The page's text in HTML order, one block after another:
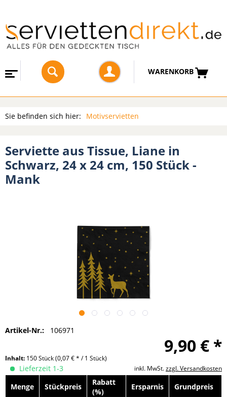
WARENKORB
Sie befinden sich hier: Motivservietten
Serviette aus Tissue, Liane in
Schwarz, 24 x 24 cm, 150 Stück -
Mank
Artikel-Nr.: 106971
9,90 € *
Inhalt: 150 Stück(0,07 € * / 1 Stück)
inkl. MwSt.zzgl. Versandkosten
Lieferzeit 1-3
Menge
Stückpreis
Rabatt
(%)
Ersparnis Grundpreis